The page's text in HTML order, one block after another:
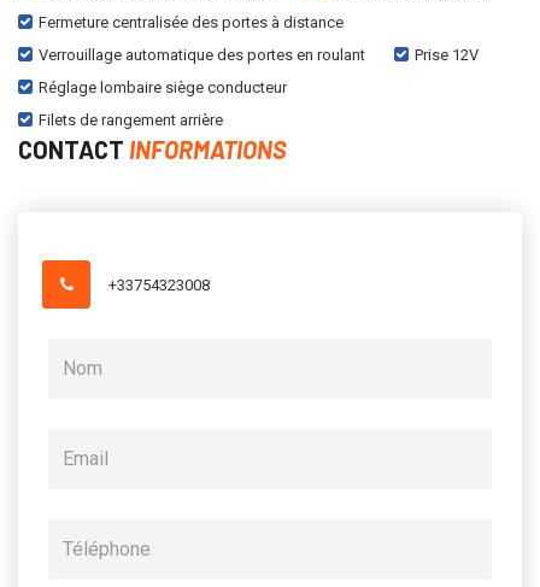
Fermeture centralisée des portes à distance
Verrouillage automatique des portes en roulant
Prise 12V
Réglage lombaire siège conducteur
Filets de rangement arrière
CONTACT INFORMATIONS
+33754323008